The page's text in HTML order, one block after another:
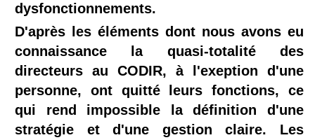
dysfonctionnements.
D'après les éléments dont nous avons eu
connaissance la quasi-totalité des
directeurs au CODIR, à l'exeption d'une
personne, ont quitté leurs fonctions, ce
qui rend impossible la définition d'une
stratégie et d'une gestion claire. Les